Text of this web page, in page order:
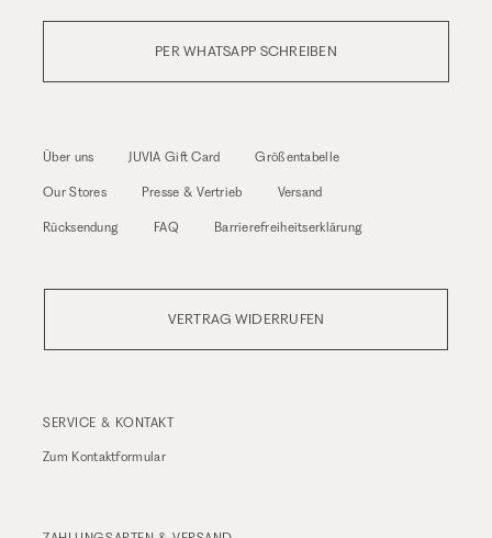
PER WHATSAPP SCHREIBEN
Über uns JUVIA Gift Card Größentabelle
Our Stores Presse & Vertrieb Versand
Rücksendung FAQ Barrierefreiheitserklärung
VERTRAG WIDERRUFEN
SERVICE & KONTAKT
Zum Kontaktformular